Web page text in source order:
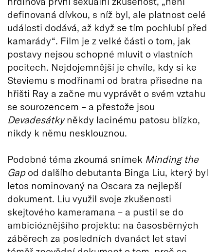
definovaná dívkou, s níž byl, ale platnost celé
události dodává, až když se tím pochlubí před
kamarády“. Film je z velké části o tom, jak
postavy nejsou schopné mluvit o vlastních
pocitech. Nejdojemnější je chvíle, kdy si ke
Steviemu s modřinami od bratra přisedne na
hřišti Ray a začne mu vyprávět o svém vztahu
se sourozencem – a přestože jsou
Devadesátkyněkdy lacinému patosu blízko,
nikdy k němu nesklouznou.
Podobné téma zkoumá snímek Minding the
Gapod dalšího debutanta Binga Liu, který byl
letos nominovaný na Oscara za nejlepší
dokument. Liu využil svoje zkušenosti
skejtového kameramana – a pustil se do
ambicióznějšího projektu: na časosběrných
záběrech za posledních dvanáct let staví